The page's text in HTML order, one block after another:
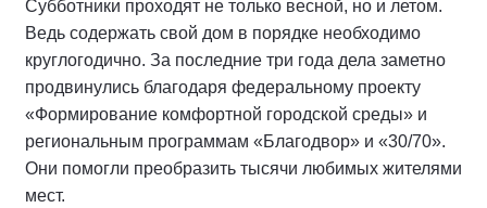
Субботники проходят не только весной, но и летом.
Ведь содержать свой дом в порядке необходимо
круглогодично. За последние три года дела заметно
продвинулись благодаря федеральному проекту
«Формирование комфортной городской среды» и
региональным программам «Благодвор» и «30/70».
Они помогли преобразить тысячи любимых жителями
мест.